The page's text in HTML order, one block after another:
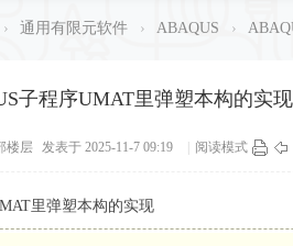
帖请看 分享 关于我们
› 通用有限元软件 › ABAQUS ›
子程序UMAT里弹塑本构的实现
楼层 发表于 2025-11-7 09:19 阅读模式
里弹塑本构的实现